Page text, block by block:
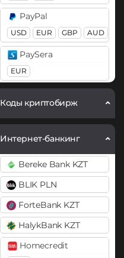
Ethereum (ETH)
BEP20 ERC20
OP
ARB
BASE
Ethereum Classic (ETC)
Gram (Toncoin)
Jupiter (JUP)
Litecoin (LTC)
Monero (XMR)
NEAR Protocol
Notcoin (NOT)
Ontology (ONT)
Optimism (OP)
Pax Dollar (USDP)
PayPal
USD EUR GBP AUD
PaySera
EUR
Skrill
USD EUR
Volet (AdvCash)
USD EUR
Webmoney
WMZ
Коды криптобирж
Интернет-банкинг
Bereke Bank KZT
BLIK PLN
ForteBank KZT
HalykBank KZT
Homecredit